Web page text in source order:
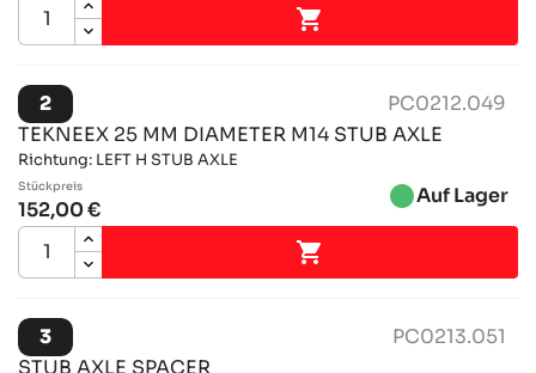

2
PC0212.049
TEKNEEX 25 MM DIAMETER M14 STUB AXLE
Richtung: LEFT H STUB AXLE
Stückpreis
152,00 € brightness_1Auf Lager

3
PC0213.051
STUB AXLE SPACER